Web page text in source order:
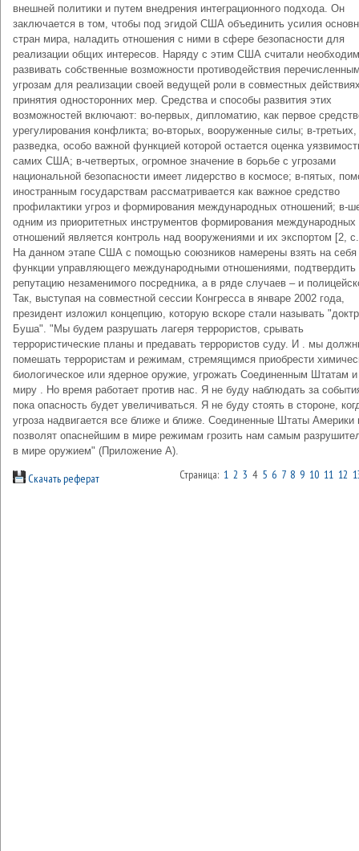
внешней политики и путем внедрения интеграционного подхода. Он
заключается в том, чтобы под эгидой США объединить усилия
стран мира, наладить отношения с ними в сфере безопасности для
реализации общих интересов. Наряду с этим США считали
развивать собственные возможности противодействия
угрозам для реализации своей ведущей роли в совместных
принятия односторонних мер. Средства и способы развития этих
возможностей включают: во-первых, дипломатию, как первое
урегулирования конфликта; во-вторых, вооруженные силы; в-третьих,
разведка, особо важной функцией которой остается оценка
самих США; в-четвертых, огромное значение в борьбе с угрозами
национальной безопасности имеет лидерство в космосе; в-пятых,
иностранным государствам рассматривается как важное средство
профилактики угроз и формирования международных отношений; в-
одним из приоритетных инструментов формирования международных
отношений является контроль над вооружениями и их экспортом [2,
На данном этапе США с помощью союзников намерены взять на себя
функции управляющего международными отношениями, подтвердить
репутацию незаменимого посредника, а в ряде случаев – и
Так, выступая на совместной сессии Конгресса в январе 2002 года,
президент изложил концепцию, которую вскоре стали называть
Буша". "Мы будем разрушать лагеря террористов, срывать
террористические планы и предавать террористов суду. И . мы
помешать террористам и режимам, стремящимся приобрести
биологическое или ядерное оружие, угрожать Соединенным Штатам
миру . Но время работает против нас. Я не буду наблюдать за
пока опасность будет увеличиваться. Я не буду стоять в стороне,
угроза надвигается все ближе и ближе. Соединенные Штаты Америки
позволят опаснейшим в мире режимам грозить нам самым
в мире оружием" (Приложение А).
Скачать реферат Страница: 1 2 3 4 5 6 7 8 9 10 11 12